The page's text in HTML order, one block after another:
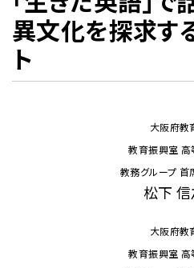
異文化を探求す
ト
大阪府教
教育振興室 高
教務グループ 首
松下 信
大阪府教
教育振興室 高